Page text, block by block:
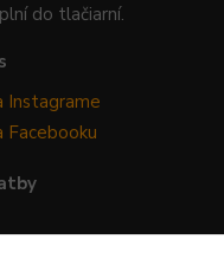
do tlačiarní.